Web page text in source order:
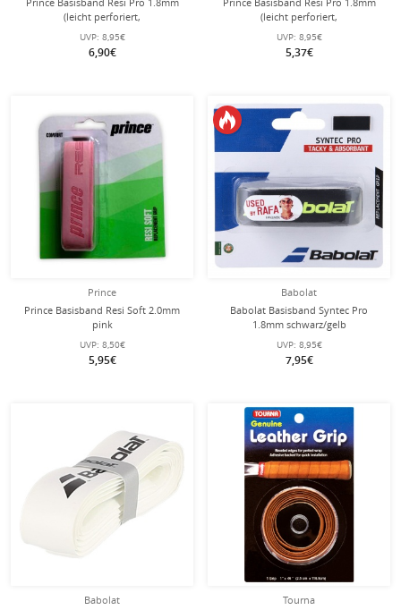
(leicht perforiert,
Schweissabsorbtion) braun - 1 Stück
UVP: 8,95€
6,90€
(leicht perforiert,
Schweissabsorbtion) grau - 1 Stück
UVP: 8,95€
5,37€
Prince
Prince Basisband Resi Soft 2.0mm
pink
UVP: 8,50€
5,95€
Babolat
Babolat Basisband Syntec Pro
1.8mm schwarz/gelb
UVP: 8,95€
7,95€
Babolat
Tourna